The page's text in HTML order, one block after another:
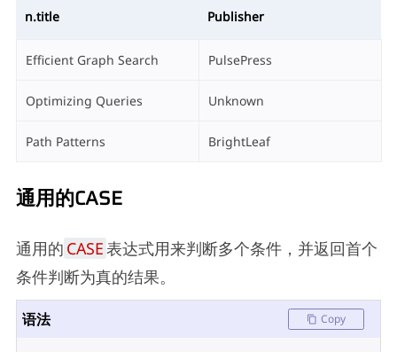
n.title Publisher
Efficient Graph Search PulsePress
Optimizing Queries Unknown
Path Patterns BrightLeaf
通用的CASE
通用的 CASE表达式用来判断多个条件，并返回首个
条件判断为真的结果。
语法 Copy